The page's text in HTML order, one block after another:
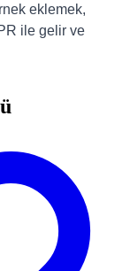
eklemek,
ile gelir ve